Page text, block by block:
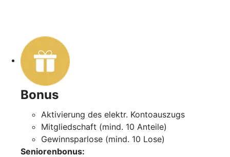
Bonus
Aktivierung des elektr. Kontoauszugs
Mitgliedschaft (mind. 10 Anteile)
Gewinnsparlose (mind. 10 Lose)
Seniorenbonus: